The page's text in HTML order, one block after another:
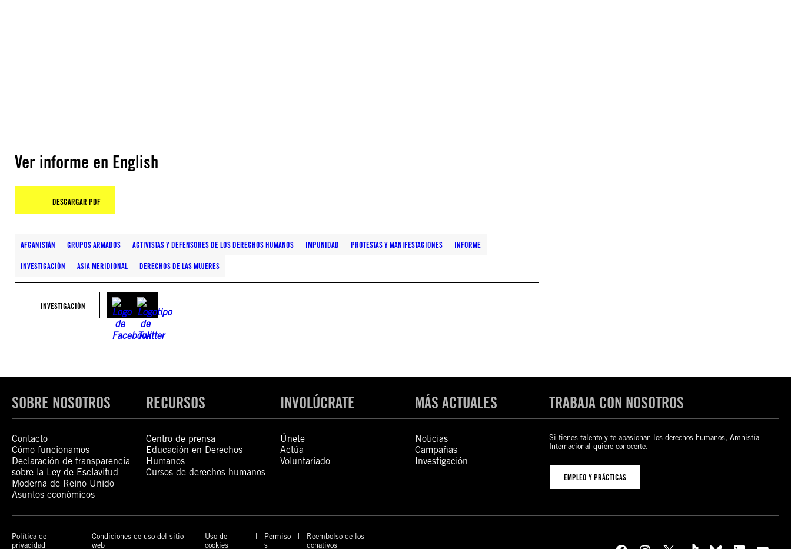
Ver informe en English
DESCARGAR PDF
AFGANISTÁN GRUPOS ARMADOS ACTIVISTAS Y DEFENSORES DE LOS DERECHOS HUMANOS IMPUNIDAD PROTESTAS Y MANIFESTACIONES INFORME
INVESTIGACIÓN ASIA MERIDIONAL DERECHOS DE LAS MUJERES
INVESTIGACIÓN
SOBRE NOSOTROS
Contacto
Cómo funcionamos
Declaración de transparencia
sobre la Ley de Esclavitud
Moderna de Reino Unido
Asuntos económicos
RECURSOS
Centro de prensa
Educación en Derechos
Humanos
Cursos de derechos humanos
INVOLÚCRATE
Únete
Actúa
Voluntariado
MÁS ACTUALES
Noticias
Campañas
Investigación
TRABAJA CON NOSOTROS
Si tienes talento y te apasionan los derechos humanos, Amnistía
Internacional quiere conocerte.
EMPLEO Y PRÁCTICAS
Política de
privacidad
Condiciones de uso del sitio
web
Uso de
cookies
Permiso
s
Reembolso de los
donativos